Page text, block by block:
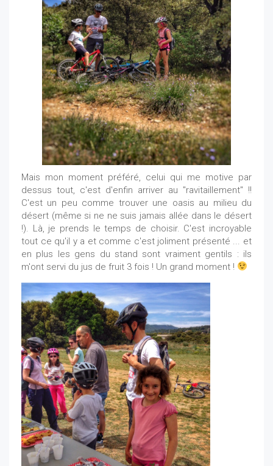
Mais mon moment préféré, celui qui me motive par
dessus tout, c'est d'enfin arriver au "ravitaillement" !!
C'est un peu comme trouver une oasis au milieu du
désert (même si ne ne suis jamais allée dans le désert
!). Là, je prends le temps de choisir. C'est incroyable
tout ce qu'il y a et comme c'est joliment présenté ... et
en plus les gens du stand sont vraiment gentils : ils
m'ont servi du jus de fruit 3 fois ! Un grand moment !